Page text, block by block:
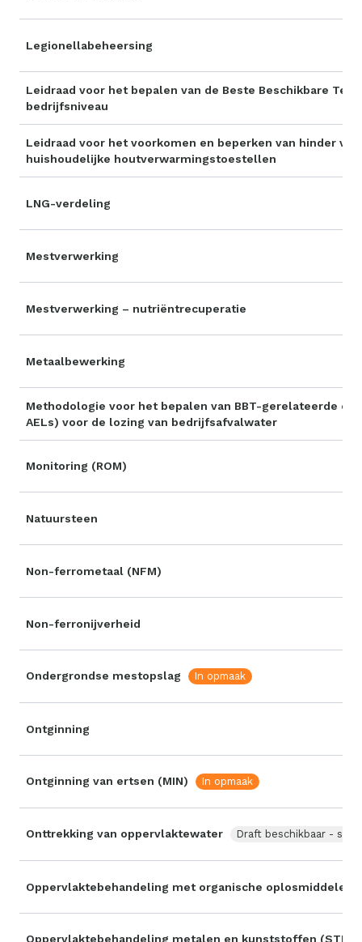
Legionellabeheersing
Leidraad voor het bepalen van de Beste Beschikbare
bedrijfsniveau
Leidraad voor het voorkomen en beperken van hinder
huishoudelijke houtverwarmingstoestellen
LNG-verdeling
Mestverwerking
Mestverwerking – nutriëntrecuperatie
Metaalbewerking
Methodologie voor het bepalen van BBT-gerelateerde
AELs) voor de lozing van bedrijfsafvalwater
Monitoring (ROM)
Natuursteen
Non-ferrometaal (NFM)
Non-ferronijverheid
Ondergrondse mestopslag In opmaak
Ontginning
Ontginning van ertsen (MIN) In opmaak
Onttrekking van oppervlaktewater Draft beschikbaar -
Oppervlaktebehandeling met organische oplosmiddelen
Oppervlaktebehandeling metalen en kunststoffen (STM)